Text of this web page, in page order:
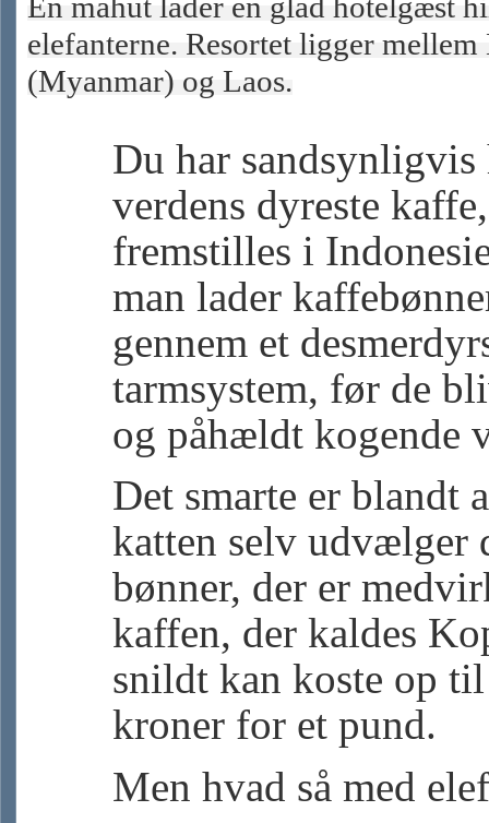
elefanterne. Resortet ligger mellem
(Myanmar) og Laos.
Du har
verdens dyreste
fremstilles i
man lader
gennem et
tarmsystem, før de
og påhældt kogende
Det smarte er blandt
katten selv udvælger
bønner, der er
kaffen, der kaldes
snildt kan koste op
kroner for et pund.
Men hvad så med